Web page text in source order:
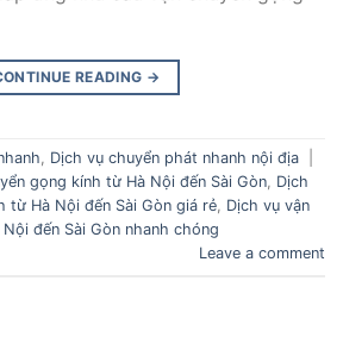
READING →
Dịch vụ chuyển phát nhanh nội địa
gọng kính từ Hà Nội đến Sài Gòn Dịch
từ Hà Nội đến Sài Gòn giá rẻ Dịch vụ vận
đến Sài Gòn nhanh chóng
Leave a comment